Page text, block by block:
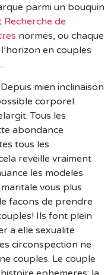
parmi un bouquin
Recherche de
normes, ou chaque
en couples
mien inclinaison
corporel.
Tous les
abondance
tous les
reveille vraiment
les modeles
vous plus
facons de prendre
Ils font plein
a elle sexualite
circonspection ne
couples. Le couple